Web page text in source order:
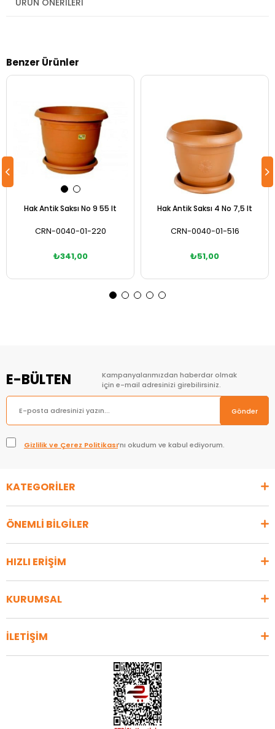
ÜRÜN ÖNERILERI
Benzer Ürünler
Hak Antik Saksı No 9 55 lt
CRN-0040-01-220
₺341,00
Hak Antik Saksı 4 No 7,5 lt
CRN-0040-01-516
₺51,00
E-BÜLTEN
Kampanyalarımızdan haberdar olmak
için e-mail adresinizi girebilirsiniz.
Gönder
Gizlilik ve Çerez Politikası’nı okudum ve kabul ediyorum.
KATEGORİLER
ÖNEMLİ BİLGİLER
HIZLI ERİŞİM
KURUMSAL
İLETİŞİM